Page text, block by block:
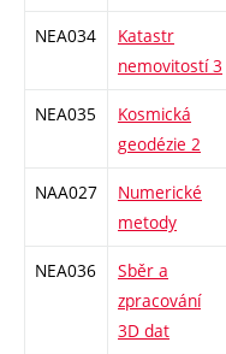
NEA034
Katastr
nemovitostí 3
NEA035
Kosmická
geodézie 2
NAA027
Numerické
metody
NEA036
Sběr a
zpracování
3D dat